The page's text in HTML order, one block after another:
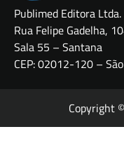
Publimed Editora Ltda.
Rua Felipe Gadelha,
Sala 55 – Santana
CEP: 02012-120 –
Copyright